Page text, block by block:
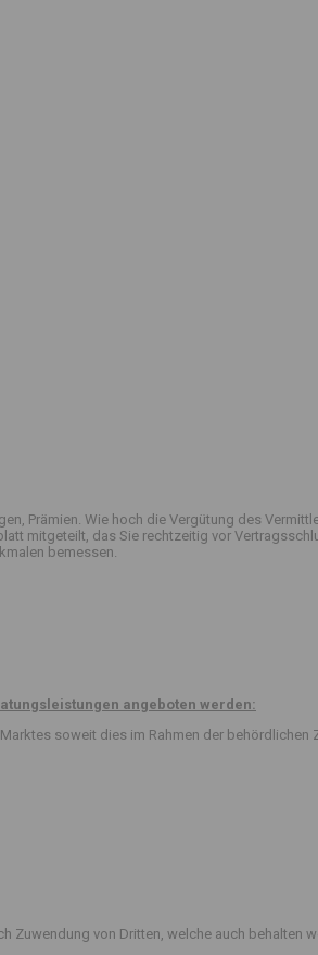
Prämien. Wie hoch die Vergütung des
mitgeteilt, das Sie rechtzeitig vor
bemessen.
angeboten werden:
soweit dies im Rahmen der
Zuwendung von Dritten, welche auch behalten